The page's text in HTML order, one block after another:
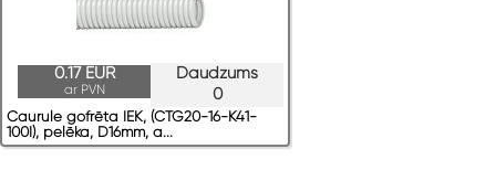
Daudzums
0
0.17 EUR
ar PVN
Caurule gofrēta IEK, (CTG20-16-K41-
100I), pelēka, D16mm, a...